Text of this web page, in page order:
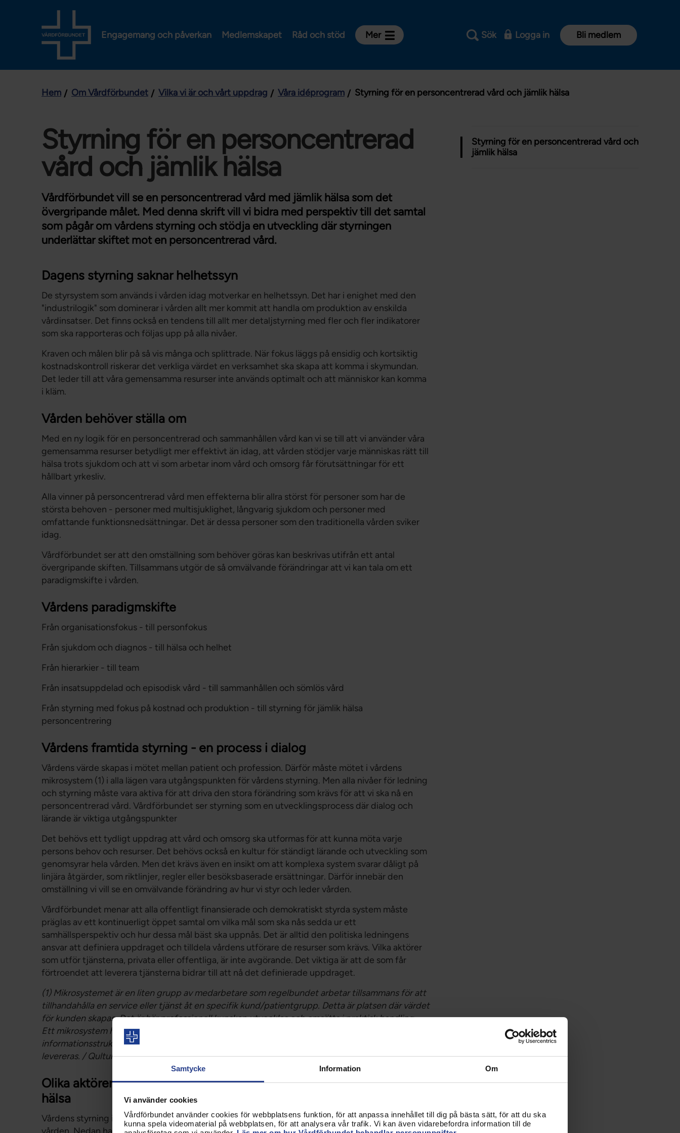
Samtycke Information Om
Vi använder cookies
Vårdförbundet använder cookies för webbplatsens funktion, för att anpassa innehållet till dig på bästa sätt, för att du ska
kunna spela videomaterial på webbplatsen, för att analysera vår trafik. Vi kan även vidarebefordra information till de
Engagemang och påverkan Medlemskapet Råd och stöd Mer
Om Vårdförbundet
Aktiviteter och utbildningar
För dig som är:
Sjuksköterska
Röntgensjuksköterska
Biomedicinsk analytiker
Förtroendevald
Student
Sök Logga in Bli medlem
Hem Om Vårdförbundet Vilka vi är och vårt uppdrag Våra idéprogram Styrning för en personcentrerad vård och jämlik hälsa
Styrning för en personcentrerad vård och
jämlik hälsa
Styrning för en personcentrerad
vård och jämlik hälsa
Vårdförbundet vill se en personcentrerad vård med jämlik hälsa som det
övergripande målet. Med denna skrift vill vi bidra med perspektiv till det samtal
som pågår om vårdens styrning och stödja en utveckling där styrningen
underlättar skiftet mot en personcentrerad vård.
Dagens styrning saknar helhetssyn
De styrsystem som används i vården idag motverkar en helhetssyn. Det har i enighet med den
"industrilogik" som dominerar i vården allt mer kommit att handla om produktion av enskilda
vårdinsatser. Det finns också en tendens till allt mer detaljstyrning med fler och fler indikatorer
som ska rapporteras och följas upp på alla nivåer.
Kraven och målen blir på så vis många och splittrade. När fokus läggs på ensidig och kortsiktig
kostnadskontroll riskerar det verkliga värdet en verksamhet ska skapa att komma i skymundan.
Det leder till att våra gemensamma resurser inte används optimalt och att människor kan komma
i kläm.
Vården behöver ställa om
Med en ny logik för en personcentrerad och sammanhållen vård kan vi se till att vi använder våra
gemensamma resurser betydligt mer effektivt än idag, att vården stödjer varje människas rätt till
hälsa trots sjukdom och att vi som arbetar inom vård och omsorg får förutsättningar för ett
hållbart yrkesliv.
Alla vinner på personcentrerad vård men effekterna blir allra störst för personer som har de
största behoven - personer med multisjuklighet, långvarig sjukdom och personer med
omfattande funktionsnedsättningar. Det är dessa personer som den traditionella vården sviker
idag.
Vårdförbundet ser att den omställning som behöver göras kan beskrivas utifrån ett antal
övergripande skiften. Tillsammans utgör de så omvälvande förändringar att vi kan tala om ett
paradigmskifte i vården.
Vårdens paradigmskifte
Från organisationsfokus - till personfokus
Från sjukdom och diagnos - till hälsa och helhet
Från hierarkier - till team
Från insatsuppdelad och episodisk vård - till sammanhållen och sömlös vård
Från styrning med fokus på kostnad och produktion - till styrning för jämlik hälsa
personcentrering
Vårdens framtida styrning - en process i dialog
Vårdens värde skapas i mötet mellan patient och profession. Därför måste mötet i vårdens
mikrosystem (1) i alla lägen vara utgångspunkten för vårdens styrning. Men alla nivåer för ledning
och styrning måste vara aktiva för att driva den stora förändring som krävs för att vi ska nå en
personcentrerad vård. Vårdförbundet ser styrning som en utvecklingsprocess där dialog och
lärande är viktiga utgångspunkter
Det behövs ett tydligt uppdrag att vård och omsorg ska utformas för att kunna möta varje
persons behov och resurser. Det behövs också en kultur för ständigt lärande och utveckling som
genomsyrar hela vården. Men det krävs även en insikt om att komplexa system svarar dåligt på
linjära åtgärder, som riktlinjer, regler eller besöksbaserade ersättningar. Därför innebär den
omställning vi vill se en omvälvande förändring av hur vi styr och leder vården.
Vårdförbundet menar att alla offentligt finansierade och demokratiskt styrda system måste
präglas av ett kontinuerligt öppet samtal om vilka mål som ska nås sedda ur ett
samhällsperspektiv och hur dessa mål bäst ska uppnås. Det är alltid den politiska ledningens
ansvar att definiera uppdraget och tilldela vårdens utförare de resurser som krävs. Vilka aktörer
som utför tjänsterna, privata eller offentliga, är inte avgörande. Det viktiga är att de som får
förtroendet att leverera tjänsterna bidrar till att nå det definierade uppdraget.
(1) Mikrosystemet är en liten grupp av medarbetare som regelbundet arbetar tillsammans för att
tillhandahålla en service eller tjänst åt en specifik kund/patientgrupp. Detta är platsen där värdet
för kunden skapas. Det är här professionell kunskap utvecklas och omsätts i praktisk handling.
Ett mikrosystem har gemensam målsättning, gemensamma resultat och gemensam
informationsstruktur. Patienten är en viktig del i mikrosystemet och bidrar aktivt till hur tjänsten
levereras. / Qulturum Region Jönköping
Olika aktörers roll i en styrning för personcentrerad vård och jämlik
hälsa
Vårdens styrning involverar en rad olika aktörer med olika uppdrag i den demokratiskt styrda